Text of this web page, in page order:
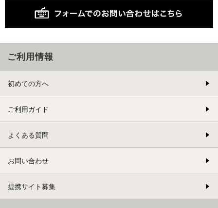
ご利用情報
初めての方へ
ご利用ガイド
よくある質問
お問い合わせ
提携サイト募集